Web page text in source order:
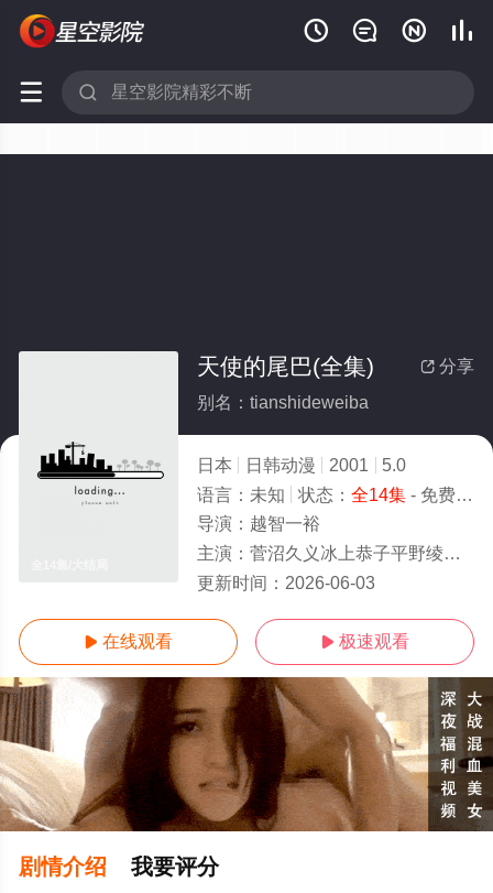
   
 
 分享
天使的尾巴(全集)
别名：tianshideweiba
日本 日韩动漫 2001
5.0
语言： 未知 状态： 全14集- 免费在线观看
导演： 越智一裕
主演： 菅沼久义冰上恭子平野绫长谷川静香
更新时间： 2026-06-03
 在线观看  极速观看
剧情介绍 我要评分